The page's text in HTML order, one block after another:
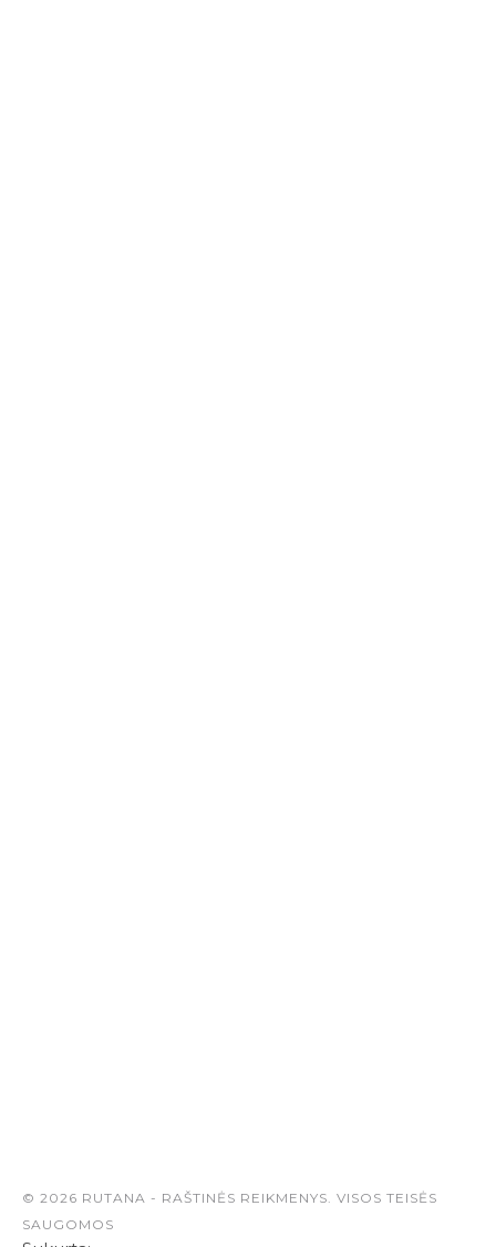
© 2026 RUTANA - RAŠTINĖS REIKMENYS. VISOS TEISĖS
SAUGOMOS